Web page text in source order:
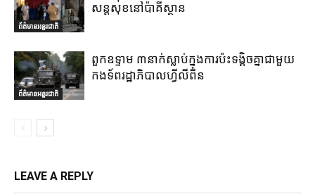
ព័ត៌មានអន្តរជាតិ
សន្តសុខនៅប៉ាគីស្ថាន
ព័ត៌មានអន្តរជាតិ
ពួកឧទ្ទាម ៣នាក់ស្លាប់ក្នុងការប៉ះទង្គិចគ្នាជាមួយ
កងទ័ពរដ្ឋាភិបាលហ្វីលីពីន
LEAVE A REPLY